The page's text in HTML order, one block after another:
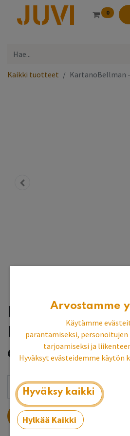
0
Kaikki tuotteet KartanoBellman
pyökkiä
636,65€
LISÄÄ OSTOSKORIIN
Arvostamme
Käytämme
parantamiseksi,
tarjoamiseksi ja
Hyväksyt evästeidemme käytön
Hyväksy kaikki
Hylkää Kaikki